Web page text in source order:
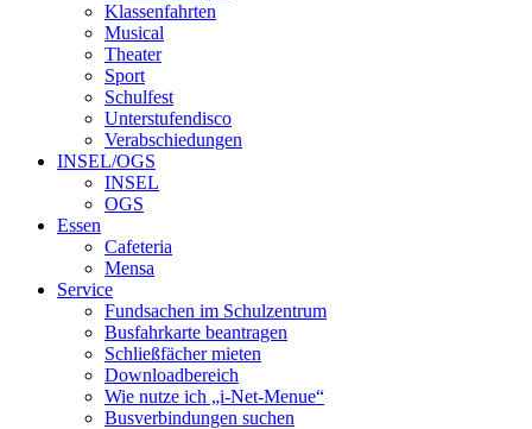
Klassenfahrten
Musical
Theater
Sport
Schulfest
Unterstufendisco
Verabschiedungen
INSEL/OGS
INSEL
OGS
Essen
Cafeteria
Mensa
Service
Fundsachen im Schulzentrum
Busfahrkarte beantragen
Schließfächer mieten
Downloadbereich
Wie nutze ich „i-Net-Menue“
Busverbindungen suchen